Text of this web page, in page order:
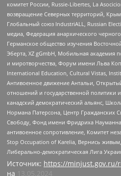
комитет России, Russie-Libertes, La
возвращение Северных территорий,
Глобальный союз IndustriALL, Russian
медиа, Федерация анархического
Германское общество изучения
Эберта, XZ gGmbH, Мобильная академия
и миротворчества, Форум имени Льва
International Education, Cultural Vistas,
Антивоенное движение Антальи,
отношений и государственной политики
канадский демократический альянс,
Нормана Патерсона, Центр Гражданских
Свободу, Фонд имени Фридриха
антивоенное сопротивление, Комитет
Stop Occupation of Karelia, Вернись
Либерально-демократическая Лига
Источник: https://minjust.gov.ru/
на
13.05.2024